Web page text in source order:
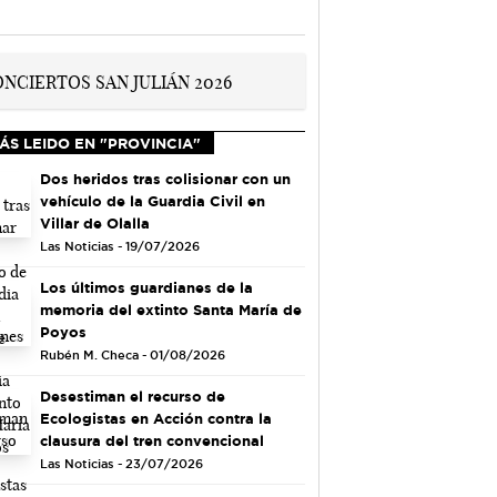
LEIDO EN "PROVINCIA"
Dos heridos tras colisionar con un
vehículo de la Guardia Civil en
Villar de Olalla
Las Noticias - 19/07/2026
Los últimos guardianes de la
memoria del extinto Santa María de
Poyos
Rubén M. Checa - 01/08/2026
Desestiman el recurso de
Ecologistas en Acción contra la
clausura del tren convencional
Las Noticias - 23/07/2026